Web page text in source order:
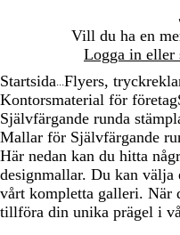
Vill du ha en
Logga in eller
1
Startsida Flyers,
Kontorsmaterial för företag
Självfärgande runda
Mallar för Självfärgande
Här nedan kan du hitta
designmallar. Du kan välja
vårt kompletta galleri. När
tillföra din unika prägel i